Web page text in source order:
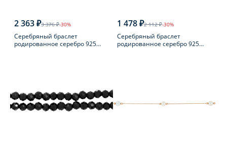
2 363 ₽3 376 ₽-30%
Серебряный браслет
родированное серебро 925
1 478 ₽2 112 ₽-30%
Серебряный браслет
родированное серебро 925